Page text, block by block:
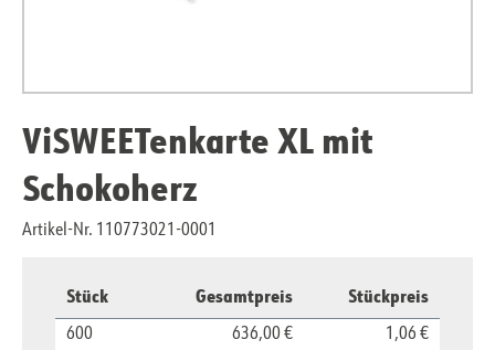
ViSWEETenkarte XL mit
Schokoherz
Artikel-Nr. 110773021-0001
Stück Gesamtpreis Stückpreis
600 636,00 €
1,06 €